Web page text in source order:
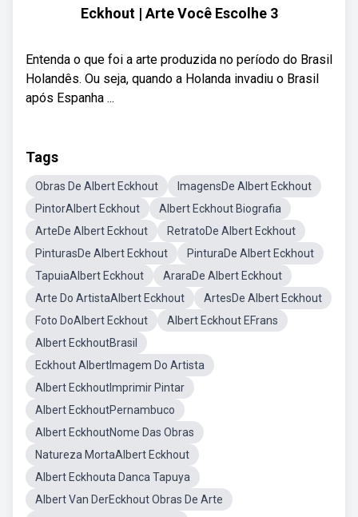
Eckhout | Arte Você Escolhe 3
Entenda o que foi a arte produzida no período do Brasil
Holandês. Ou seja, quando a Holanda invadiu o Brasil
após Espanha ...
Tags
Obras De Albert Eckhout
ImagensDe Albert Eckhout
PintorAlbert Eckhout
Albert Eckhout Biografia
ArteDe Albert Eckhout
RetratoDe Albert Eckhout
PinturasDe Albert Eckhout
PinturaDe Albert Eckhout
TapuiaAlbert Eckhout
AraraDe Albert Eckhout
Arte Do ArtistaAlbert Eckhout
ArtesDe Albert Eckhout
Foto DoAlbert Eckhout
Albert Eckhout EFrans
Albert EckhoutBrasil
Eckhout AlbertImagem Do Artista
Albert EckhoutImprimir Pintar
Albert EckhoutPernambuco
Albert EckhoutNome Das Obras
Natureza MortaAlbert Eckhout
Albert Eckhouta Danca Tapuya
Albert Van DerEckhout Obras De Arte